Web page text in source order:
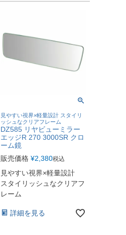
見やすい視界×軽量設計 スタイリ
ッシュなクリアフレーム
DZ585 リヤビューミラー
エッジR 270 3000SR クロ
ーム鏡
販売価格 ¥2,380税込
見やすい視界×軽量設計
スタイリッシュなクリアフ
レーム
詳細を見る